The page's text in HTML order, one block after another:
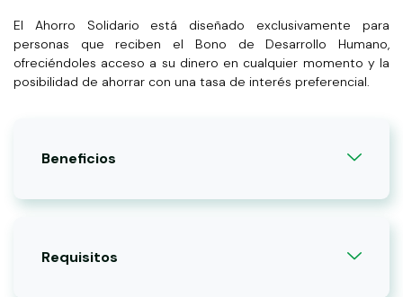
El Ahorro Solidario está diseñado exclusivamente para
personas que reciben el Bono de Desarrollo Humano,
ofreciéndoles acceso a su dinero en cualquier momento y la
posibilidad de ahorrar con una tasa de interés preferencial.
Beneficios
Requisitos